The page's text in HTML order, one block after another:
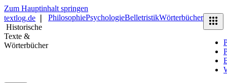
Zum Hauptinhalt springen
textlog.de
Historische
Texte &
Wörterbücher
PhilosophiePsychologieBelletristikWörterbücher